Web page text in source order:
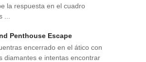
la respuesta en el cuadro
Penthouse Escape
encerrado en el ático con
diamantes e intentas encontrar